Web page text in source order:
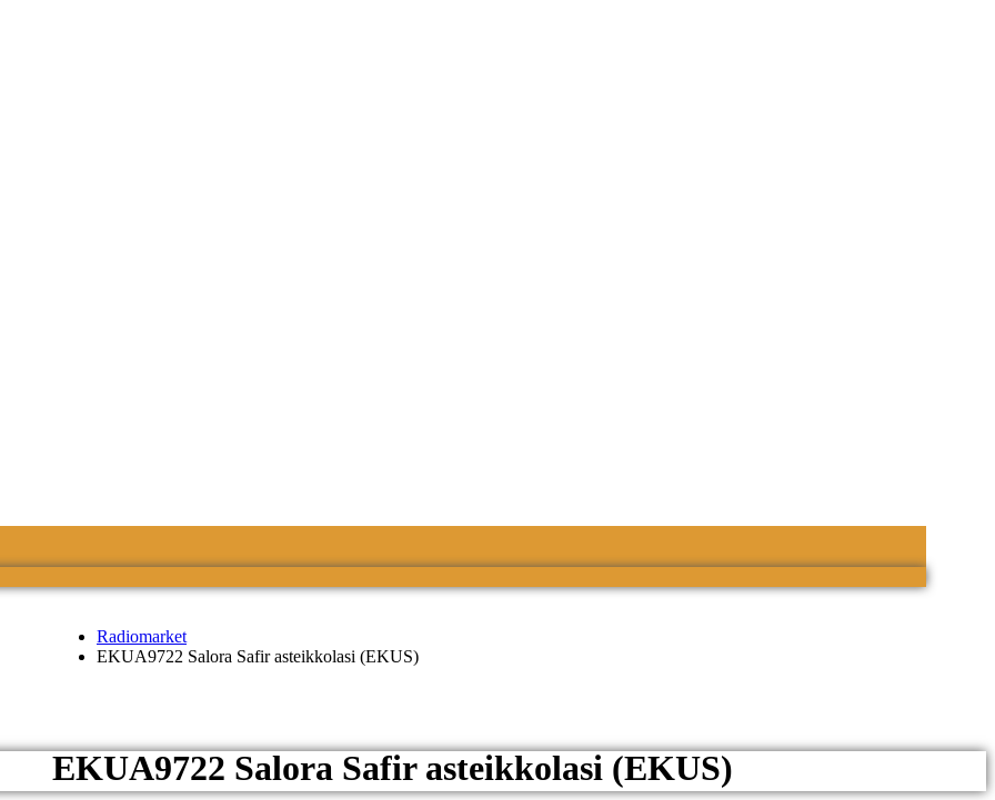
Radiomarket
EKUA9722 Salora Safir asteikkolasi (EKUS)
EKUA9722 Salora Safir asteikkolasi (EKUS)